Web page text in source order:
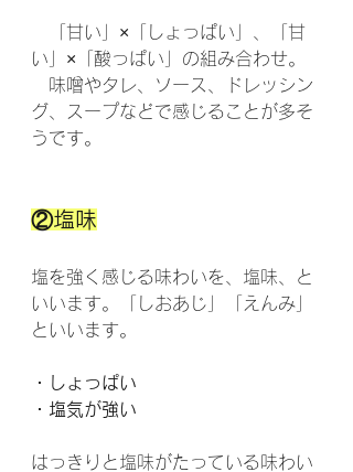
「甘い」×「しょっぱい」、「甘
い」×「酸っぱい」の組み合わせ。
味噌やタレ、ソース、ドレッシン
グ、スープなどで感じることが多そ
うです。
②塩味
塩を強く感じる味わいを、塩味、と
いいます。「しおあじ」「えんみ」
といいます。
・しょっぱい
・塩気が強い
はっきりと塩味がたっている味わい